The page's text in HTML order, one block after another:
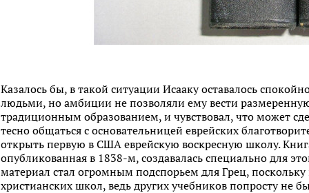
Казалось бы, в такой ситуации Исааку оставалось
людьми, но амбиции не позволяли ему вести
традиционным образованием, и чувствовал, что может
тесно общаться с основательницей еврейских
открыть первую в США еврейскую воскресную школу.
опубликованная в 1838-м, создавалась специально для
материал стал огромным подспорьем для Грец,
христианских школ, ведь других учебников попросту не